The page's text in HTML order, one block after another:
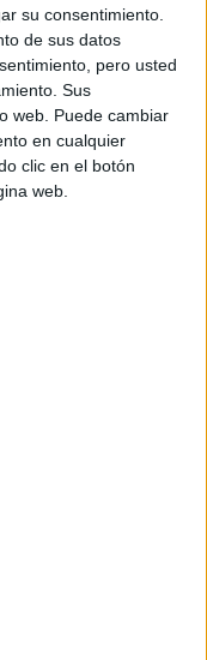
su consentimiento.
de sus datos
pero usted
Sus
web. Puede cambiar
en cualquier
clic en el botón
web.
suscriptores
por